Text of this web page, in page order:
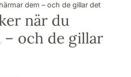
dem – och de gillar det
när du
– och de gillar